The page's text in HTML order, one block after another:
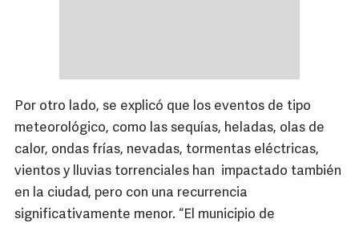
Por otro lado, se explicó que los eventos de tipo
meteorológico, como las sequías, heladas, olas de
calor, ondas frías, nevadas, tormentas eléctricas,
vientos y lluvias torrenciales han impactado también
en la ciudad, pero con una recurrencia
significativamente menor. “El municipio de